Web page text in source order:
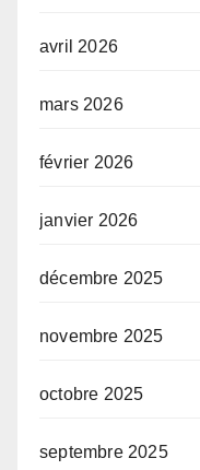
avril 2026
mars 2026
février 2026
janvier 2026
décembre 2025
novembre 2025
octobre 2025
septembre 2025